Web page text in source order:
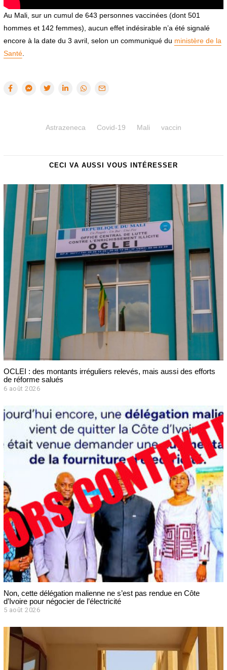
Au Mali, sur un cumul de 643 personnes vaccinées (dont 501
hommes et 142 femmes), aucun effet indésirable n’a été signalé
encore à la date du 3 avril, selon un communiqué du ministère de la
Santé.
Astrazeneca Covid-19 Mali vaccin
CECI VA AUSSI VOUS INTÉRESSER
OCLEI : des montants irréguliers relevés, mais aussi des efforts
de réforme salués
6 août 2026
Non, cette délégation malienne ne s’est pas rendue en Côte
d’Ivoire pour négocier de l’électricité
5 août 2026